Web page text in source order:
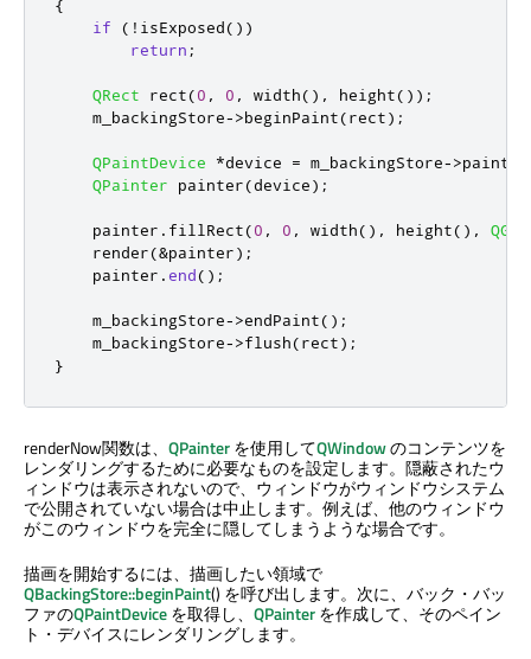
{
if
( ! isExposed())
return ;
QRect rect(0 , 0 , width() , height());
    m_backingStore
->beginPaint(rect);
QPaintDevice *device = m_backingStore->
QPainter painter(device);
    painter
. fillRect(0 , 0 , width() , height() ,
    render
(&painter);
    painter
.end();
    m_backingStore
->endPaint();
    m_backingStore
->flush(rect);
}
renderNow関数は、 QPainterを使用してQWindowのコンテンツを
レンダリングするために必要なものを設定します。隠蔽されたウ
ィンドウは表示されないので、ウィンドウがウィンドウシステム
で公開されていない場合は中止します。例えば、他のウィンドウ
がこのウィンドウを完全に隠してしまうような場合です。
描画を開始するには、描画したい領域で
QBackingStore::beginPaint() を呼び出します。次に、バック・バッ
ファのQPaintDeviceを取得し、 QPainterを作成して、そのペイン
ト・デバイスにレンダリングします。